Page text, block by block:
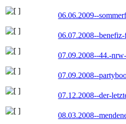
06.06.2009--
06.07.2008--
07.09.2008--44.-
07.09.2008--
07.12.2008--der-
08.03.2008--